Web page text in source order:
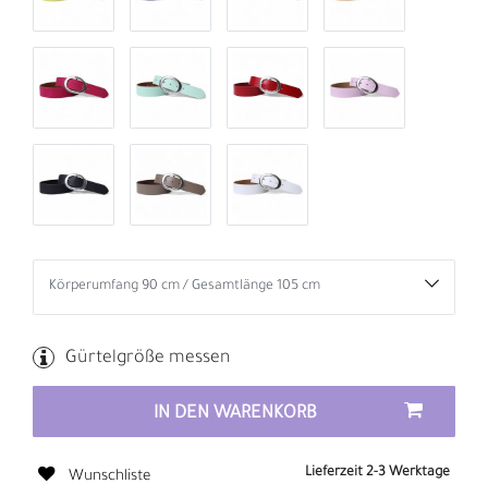
Gürtelgröße messen
IN DEN WARENKORB
Wunschliste Lieferzeit 2-3 Werktage